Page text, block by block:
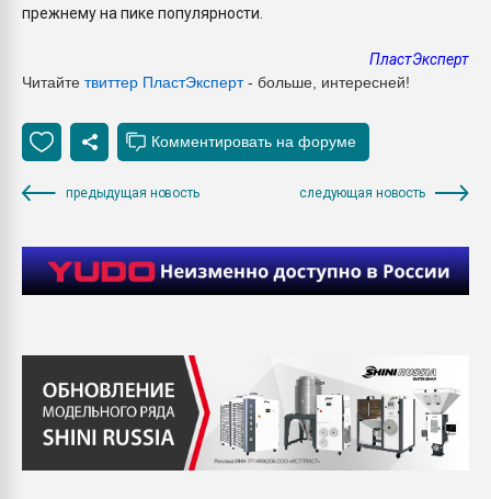
прежнему на пике популярности.
ПластЭксперт
Читайте твиттер ПластЭксперт- больше, интересней!
предыдущая новость следующая новость